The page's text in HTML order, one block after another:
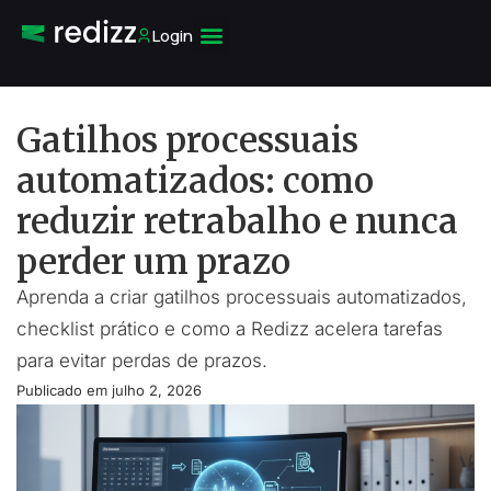
Login
Gatilhos processuais
automatizados: como
reduzir retrabalho e nunca
perder um prazo
Aprenda a criar gatilhos processuais automatizados,
checklist prático e como a Redizz acelera tarefas
para evitar perdas de prazos.
Publicado em julho 2, 2026